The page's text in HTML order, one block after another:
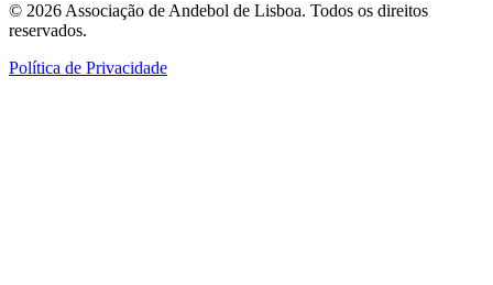
© 2026 Associação de Andebol de Lisboa. Todos os direitos
reservados.
Política de Privacidade